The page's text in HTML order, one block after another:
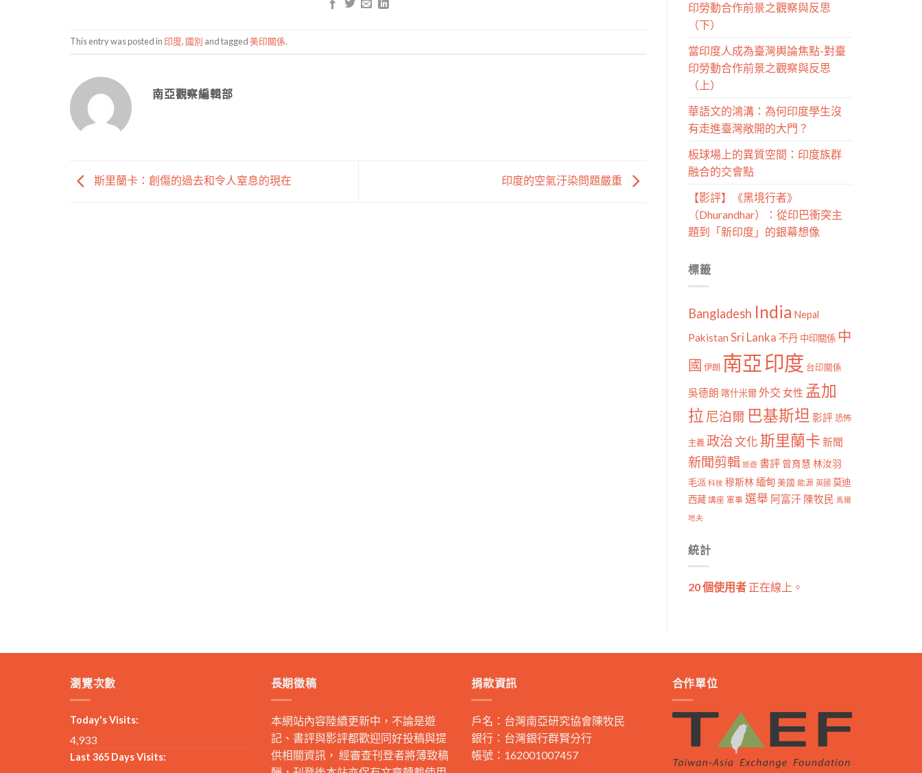
This entry was posted in 印度, 國別 and tagged美印關係.
南亞觀察編輯部
斯里蘭卡：創傷的過去和令人窒息的現在 印度的空氣汙染問題嚴重
印勞動合作前景之觀察與反思
（下）
當印度人成為臺灣輿論焦點-對臺
印勞動合作前景之觀察與反思
（上）
華語文的鴻溝：為何印度學生沒
有走進臺灣敞開的大門？
板球場上的異質空間：印度族群
融合的交會點
【影評】《黑境行者》
（Dhurandhar）：從印巴衝突主
題到「新印度」的銀幕想像
標籤
Bangladesh India Nepal
Pakistan Sri Lanka 不丹 中印關係 中
國 伊朗 南亞印度 台印關係
吳德朗 喀什米爾外交 女性 孟加
拉 尼泊爾 巴基斯坦 影評 恐怖
主義 政治文化斯里蘭卡 新聞
新聞剪輯 旅遊 書評 曾育慧 林汝羽
毛派 科技 穆斯林 緬甸 美國 能源 英國 莫迪
西藏 講座 軍事 選舉 阿富汗 陳牧民 馬爾
地夫
統計
20 個使用者 正在線上。
瀏覽次數
Today's Visits:
4,933
Last 365 Days Visits:
長期徵稿
本網站內容陸續更新中，不論是遊
記、書評與影評都歡迎同好投稿與提
供相關資訊， 經審查刊登者將薄致稿
捐款資訊
戶名：台灣南亞研究協會陳牧民
銀行：台灣銀行群賢分行
帳號：162001007457
合作單位